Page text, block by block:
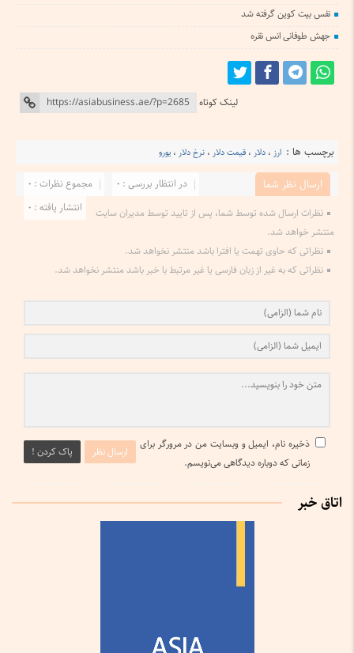
نفس بیت کوین گرفته شد
جهش طوفانی انس نقره
لینک کوتاه
برچسب ها : ارز ، دلار ، قیمت دلار ، نرخ دلار ، یورو
ارسال نظر شما مجموع نظرات : 0
در انتظار بررسی : 0
انتشار یافته : 0
نظرات ارسال شده توسط شما، پس از تایید توسط مدیران سایت
منتشر خواهد شد.
نظراتی که حاوی تهمت یا افترا باشد منتشر نخواهد شد.
نظراتی که به غیر از زبان فارسی یا غیر مرتبط با خبر باشد منتشر نخواهد شد.
ارسال نظر پاک کردن !
ذخیره نام، ایمیل و وبسایت من در مرورگر برای
زمانی که دوباره دیدگاهی می‌نویسم.
اتاق خبر